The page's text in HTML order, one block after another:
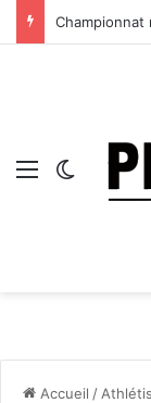
Menu Switch
Accueil /